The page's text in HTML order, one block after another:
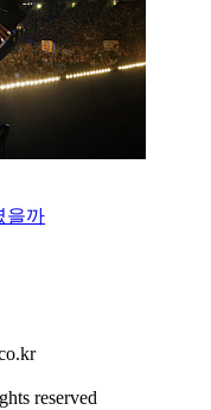
을까
reserved